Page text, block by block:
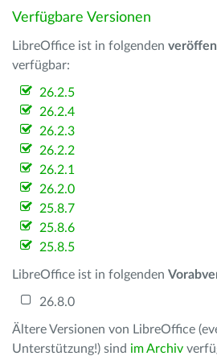
Verfügbare Versionen
LibreOffice ist in folgenden
verfügbar:
26.2.5
26.2.4
26.2.3
26.2.2
26.2.1
26.2.0
25.8.7
25.8.6
25.8.5
LibreOffice ist in folgenden
26.8.0
Ältere Versionen von LibreOffice
Unterstützung!) sind im Archiv